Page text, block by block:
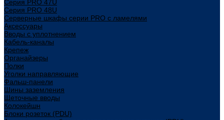
Серия PRO 47U
Серия PRO 48U
Серверные шкафы серии PRO с ламелями
Аксессуары
Вводы с уплотнением
Кабель-каналы
Крепеж
Органайзеры
Полки
Уголки направляющие
Фальш-панели
Шины заземления
Щеточные вводы
Колокейшн
Блоки розеток (PDU)